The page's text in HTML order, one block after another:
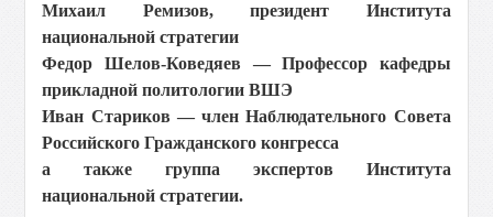
Михаил Ремизов, президент Института
национальной стратегии
Федор Шелов-Коведяев — Профессор кафедры
прикладной политологии ВШЭ
Иван Стариков — член Наблюдательного Совета
Российского Гражданского конгресса
а также группа экспертов Института
национальной стратегии.